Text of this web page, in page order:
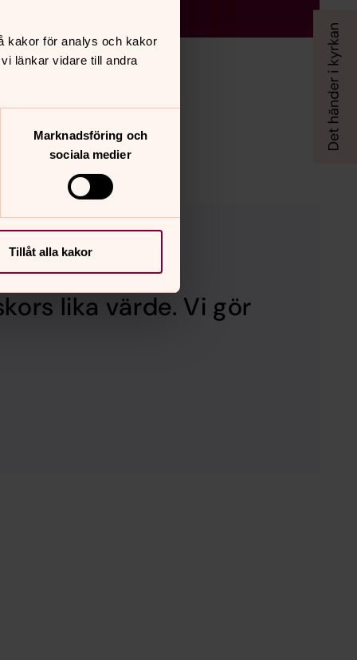
kakor för analys och kakor
länkar vidare till andra
Marknadsföring och
sociala medier
Tillåt alla kakor
lika värde. Vi gör